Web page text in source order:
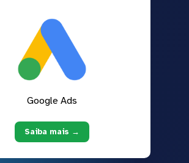
Google Ads
Saiba mais →